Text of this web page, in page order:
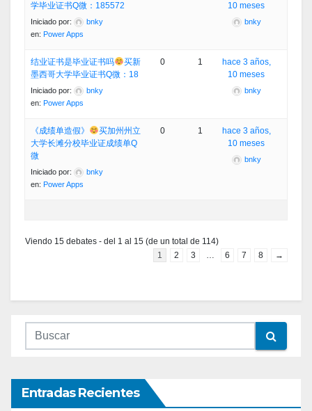
学毕业证书Q微：185572
Iniciado por:
bnky
en: Power Apps
10 meses
bnky
结业证书是毕业证书吗
买新
墨西哥大学毕业证书Q微：18
Iniciado por:
bnky
en: Power Apps
0 1
hace 3 años,
10 meses
bnky
《成绩单造假》
买加州州立
大学长滩分校毕业证成绩单Q
微
Iniciado por:
bnky
en: Power Apps
0 1
hace 3 años,
10 meses
bnky
Viendo 15 debates - del 1 al 15 (de un total de 114)
1
2 3 … 6 7 8 →
Entradas Recientes